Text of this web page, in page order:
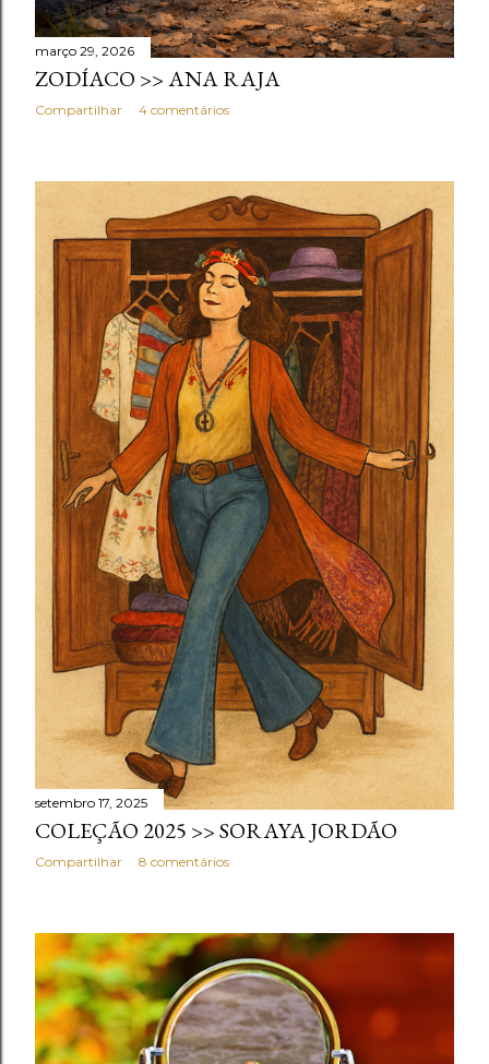
março 29, 2026
ZODÍACO >> ANA RAJA
Compartilhar 4 comentários
setembro 17, 2025
COLEÇÃO 2025 >> SORAYA JORDÃO
Compartilhar 8 comentários